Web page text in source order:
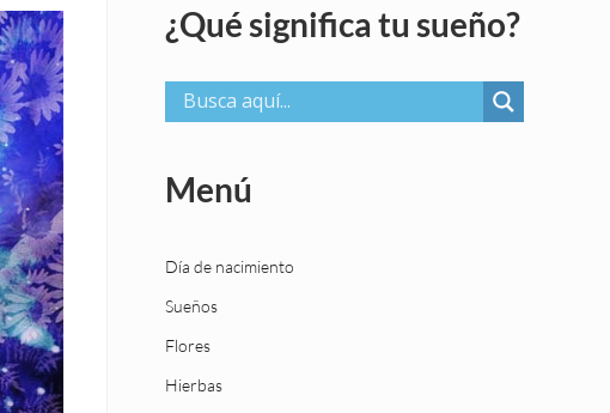
¿Qué significa tu sueño?
Menú
Día de nacimiento
Sueños
Flores
Hierbas